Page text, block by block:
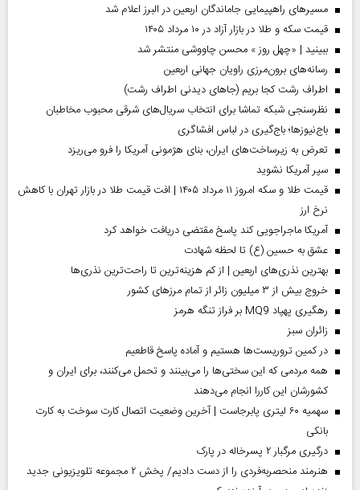
مسیر‌های راهپیمایی جاماندگان اربعین در البرز اعلام شد
قیمت سکه و طلا در بازار آزاد در ۱۰ مرداد ۱۴۰۵
ببینید | «چهل روز » محسن چاووشی منتشر شد
رسانه‌های برون‌مرزی راویان جهانی اربعین
اطراف رشت کجا بریم (جاهای دیدنی اطراف رشت)
نظرسنجی شبکه تماشا برای انتخاب سریال‌های شرقی محبوب مخاطبان
باج‌نیوزها؛ باج‌گیری در لباس افشاگری
تعرض به زیرساخت‌های ایران، بنای هژمونی آمریکا را فرو می‌ریزد
سپر آمریکا نشوید
قیمت طلا و سکه امروز ۱۱ مرداد ۱۴۰۵ | افت قیمت طلا در بازار تهران با کاهش
نرخ ارز
آمریکا ماجراجویی کند پاسخ مقتضی دریافت خواهد کرد
عشق به حسین (ع) تا لحظه شهادت
بهترین نذری‌های اربعین | از کم هزینه‌ترین تا راحت‌ترین نذری‌ها
خروج بیش از ۳ میلیون زائر از تمام مرز‌های کشور
رهگیری پهپاد MQ9 بر فراز تنگه هرمز
‌زائران سبز
در کمین تروریست‌ها هستیم و آماده پاسخ قاطعیم
همه مردمی که این سختی‌ها را می‌بینند و تحمل می‌کنند، برای ایران و
کشورشان این کاررا انجام می‌دهند
سهمیه ۶۰ لیتری پابرجاست | آخرین وضعیت اتصال کارت سوخت به کارت
بانکی
درگیری مرگبار ۲ پسرخاله در پارک
هنرمند منحصر‌به‌فردی را از دست دادیم/ پخش ۲ مجموعه تلویزیونی جدید